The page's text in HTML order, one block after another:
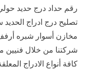
رقم حداد درج حديد
تصليح درج ادراج
مخازن أسوار شبره
شركتنا من خلال
كافة أنواع الادراج